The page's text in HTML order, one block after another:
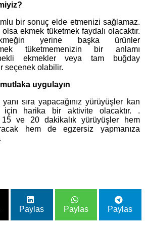
bir sonuç elde etmenizi sağlamaz.
ekmek tüketmek faydalı olacaktır.
yerine başka ürünler
tüketmemenizin bir anlamı
ekmekler veya tam buğday
seçenek olabilir.
uygulayın
sıra yapacağınız yürüyüşler kan
için harika bir aktivite olacaktır. .
ve 20 dakikalık yürüyüşler hem
hem de egzersiz yapmanıza
Paylas Paylas Paylas